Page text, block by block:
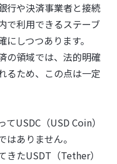
行や決済事業者と接続
で利用できるステーブ
しつつあります。
の領域では、法的明確
るため、この点は一定
USDC（USD Coin）
ありません。
きたUSDT（Tether）